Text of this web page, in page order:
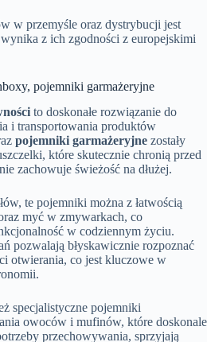
w przemyśle oraz dystrybucji jest
z ich zgodności z europejskimi
pojemniki garmażeryjne
to doskonałe rozwiązanie do
i transportowania produktów
pojemniki garmażeryjne zostały
które skutecznie chronią przed
zachowuje świeżość na dłużej.
te pojemniki można z łatwością
myć w zmywarkach, co
w codziennym życiu.
pozwalają błyskawicznie rozpoznać
otwierania, co jest kluczowe w
specjalistyczne pojemniki
owoców i mufinów, które doskonale
przechowywania, sprzyjają